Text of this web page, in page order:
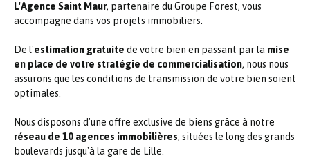
L'Agence Saint Maur, partenaire du Groupe Forest, vous
accompagne dans vos projets immobiliers.
De l'estimation gratuite de votre bien en passant par la mise
en place de votre stratégie de commercialisation, nous nous
assurons que les conditions de transmission de votre bien soient
optimales.
Nous disposons d'une offre exclusive de biens grâce à notre
réseau de 10 agences immobilières, situées le long des grands
boulevards jusqu'à la gare de Lille.